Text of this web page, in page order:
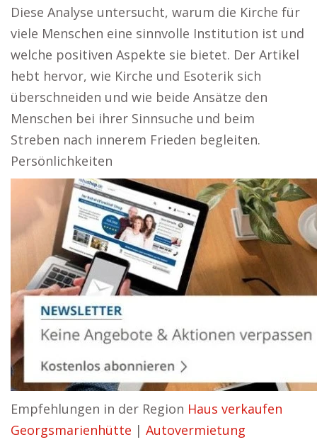
Diese Analyse untersucht, warum die Kirche für
viele Menschen eine sinnvolle Institution ist und
welche positiven Aspekte sie bietet. Der Artikel
hebt hervor, wie Kirche und Esoterik sich
überschneiden und wie beide Ansätze den
Menschen bei ihrer Sinnsuche und beim
Streben nach innerem Frieden begleiten.
Persönlichkeiten
Empfehlungen in der Region Haus verkaufen
Georgsmarienhütte | Autovermietung